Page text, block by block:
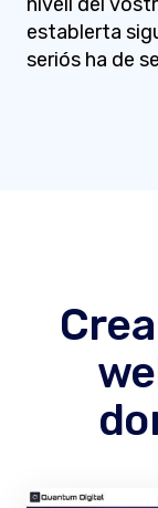
establerta
seriós ha de